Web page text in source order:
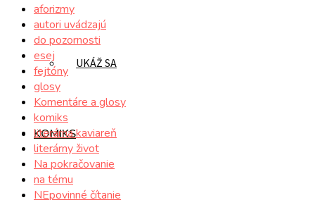
UKÁŽ SA
KOMIKS
aforizmy
autori uvádzajú
do pozornosti
esej
fejtóny
glosy
Komentáre a glosy
komiks
literárna kaviareň
literárny život
Na pokračovanie
na tému
NEpovinné čítanie